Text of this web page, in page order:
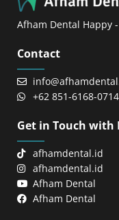
Afham Dental Happy
Contact
+62 851-6168-0714
Get in Touch with
afhamdental.id
afhamdental.id
Afham Dental
Afham Dental